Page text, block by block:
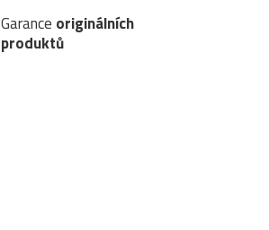
Garance originálních
produktů